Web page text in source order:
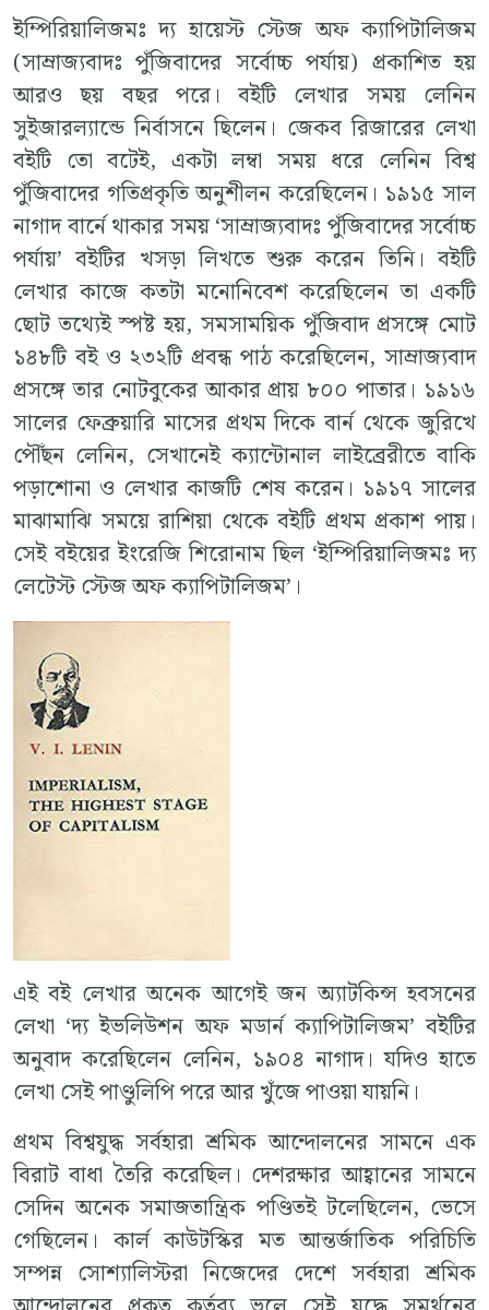
ইম্পিরিয়ালিজমঃ দ্য হায়েস্ট স্টেজ অফ ক্যাপিটালিজম
(সাম্রাজ্যবাদঃ পুঁজিবাদের সর্বোচ্চ পর্যায়) প্রকাশিত হয়
আরও ছয় বছর পরে। বইটি লেখার সময় লেনিন
সুইজারল্যান্ডে নির্বাসনে ছিলেন। জেকব রিজারের লেখা
বইটি তো বটেই, একটা লম্বা সময় ধরে লেনিন বিশ্ব
পুঁজিবাদের গতিপ্রকৃতি অনুশীলন করেছিলেন। ১৯১৫ সাল
নাগাদ বার্নে থাকার সময় ‘সাম্রাজ্যবাদঃ পুঁজিবাদের সর্বোচ্চ
পর্যায়’ বইটির খসড়া লিখতে শুরু করেন তিনি। বইটি
লেখার কাজে কতটা মনোনিবেশ করেছিলেন তা একটি
ছোট তথ্যেই স্পষ্ট হয়, সমসাময়িক পুঁজিবাদ প্রসঙ্গে মোট
১৪৮টি বই ও ২৩২টি প্রবন্ধ পাঠ করেছিলেন, সাম্রাজ্যবাদ
প্রসঙ্গে তার নোটবুকের আকার প্রায় ৮০০ পাতার। ১৯১৬
সালের ফেব্রুয়ারি মাসের প্রথম দিকে বার্ন থেকে জুরিখে
পৌঁছন লেনিন, সেখানেই ক্যান্টোনাল লাইব্রেরীতে বাকি
পড়াশোনা ও লেখার কাজটি শেষ করেন। ১৯১৭ সালের
মাঝামাঝি সময়ে রাশিয়া থেকে বইটি প্রথম প্রকাশ পায়।
সেই বইয়ের ইংরেজি শিরোনাম ছিল ‘ইম্পিরিয়ালিজমঃ দ্য
লেটেস্ট স্টেজ অফ ক্যাপিটালিজম’।
এই বই লেখার অনেক আগেই জন অ্যাটকিন্স হবসনের
লেখা ‘দ্য ইভলিউশন অফ মডার্ন ক্যাপিটালিজম’ বইটির
অনুবাদ করেছিলেন লেনিন, ১৯০৪ নাগাদ। যদিও হাতে
লেখা সেই পাণ্ডুলিপি পরে আর খুঁজে পাওয়া যায়নি।
প্রথম বিশ্বযুদ্ধ সর্বহারা শ্রমিক আন্দোলনের সামনে এক
বিরাট বাধা তৈরি করেছিল। দেশরক্ষার আহ্বানের সামনে
সেদিন অনেক সমাজতান্ত্রিক পণ্ডিতই টলেছিলেন, ভেসে
গেছিলেন। কার্ল কাউটস্কির মত আন্তর্জাতিক পরিচিতি
সম্পন্ন সোশ্যালিস্টরা নিজেদের দেশে সর্বহারা শ্রমিক